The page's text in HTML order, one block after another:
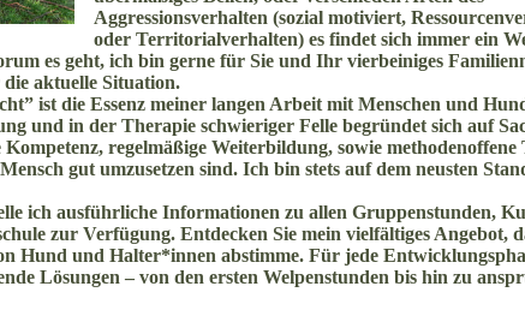
Aggressionsverhalten (sozial motiviert,
oder Territorialverhalten) es findet sich immer ein
es geht, ich bin gerne für Sie und Ihr vierbeiniges
aktuelle Situation.
ist die Essenz meiner langen Arbeit mit Menschen und
und in der Therapie schwieriger Felle begründet sich auf
regelmäßige Weiterbildung, sowie methodenoffene
gut umzusetzen sind. Ich bin stets auf dem neusten
ich ausführliche Informationen zu allen Gruppenstunden,
zur Verfügung. Entdecken Sie mein vielfältiges Angebot,
Hund und Halter*innen abstimme. Für jede
Lösungen – von den ersten Welpenstunden bis hin zu